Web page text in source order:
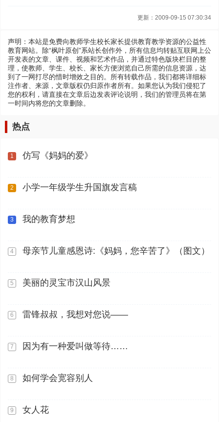
更新：2009-09-15 07:30:34
声明：本站是免费向教师学生校长家长提供教育教学资源的公益性
教育网站。除“枫叶原创”系站长创作外，所有信息均转贴互联网上公
开发表的文章、课件、视频和艺术作品，并通过特色版块栏目的整
理，使教师、学生、校长、家长方便浏览自己所需的信息资源，达
到了一网打尽的惜时增效之目的。所有转载作品，我们都将详细标
注作者、来源，文章版权仍归原作者所有。如果您认为我们侵犯了
您的权利，请直接在文章后边发表评论说明，我们的管理员将在第
一时间内将您的文章删除。
热点
1 仿写《妈妈的爱》
2 小学一年级学生升国旗发言稿
3 我的教育梦想
4 母亲节儿童感恩诗:《妈妈，您辛苦了》（图文）
5 美丽的灵宝市汉山风景
6 雷锋叔叔，我想对您说——
7 因为有一种爱叫做等待……
8 如何学会宽容别人
9 女人花